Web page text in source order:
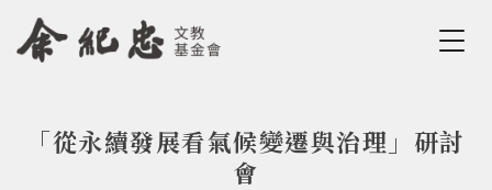
Jump to Navigation
Jump to Main content
您在這裡
「從永續發展看氣候變遷與治理」研討
會